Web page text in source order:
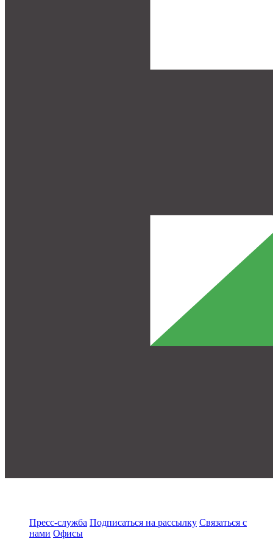
Пресс-служба Подписаться на рассылку Связаться с
нами Офисы